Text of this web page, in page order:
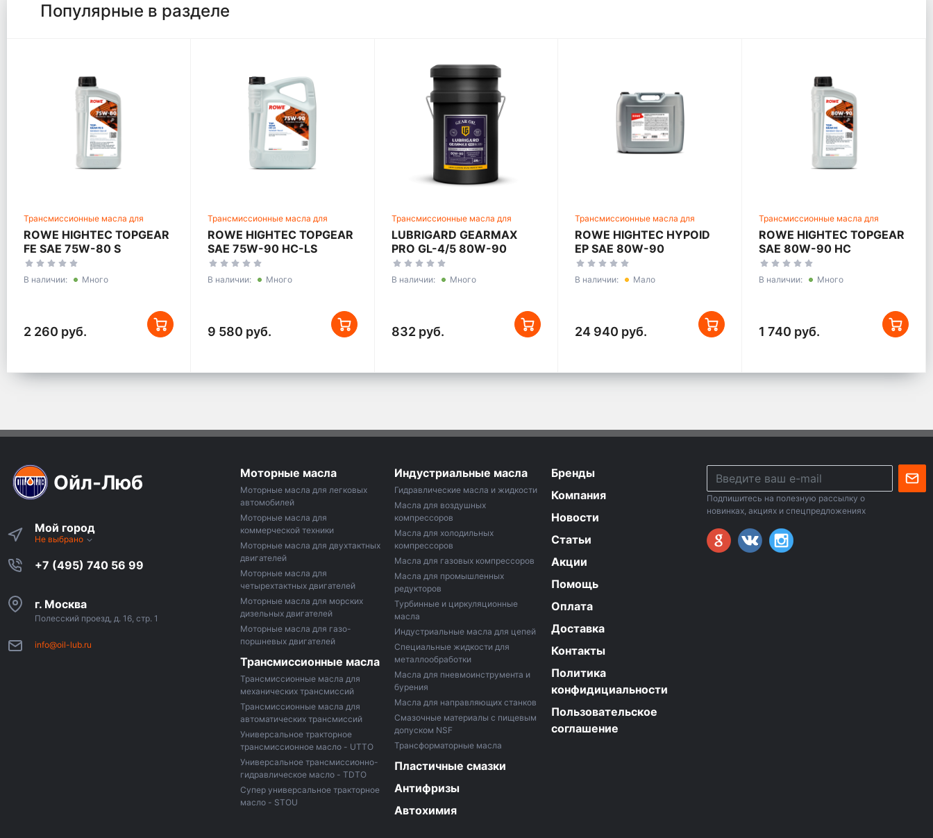
Популярные в разделе
Трансмиссионные масла для
механических трансмиссий
ROWE HIGHTEC TOPGEAR
FE SAE 75W-80 S
В наличии: Много
2 260 руб.
Трансмиссионные масла для
механических трансмиссий
ROWE HIGHTEC TOPGEAR
SAE 75W-90 HC-LS
В наличии: Много
9 580 руб.
Трансмиссионные масла для
механических трансмиссий
LUBRIGARD GEARMAX
PRO GL-4/5 80W-90
В наличии: Много
832 руб.
Трансмиссионные масла для
механических трансмиссий
ROWE HIGHTEC HYPOID
EP SAE 80W-90
В наличии: Мало
24 940 руб.
Трансмиссионные масла для
механических трансмиссий
ROWE HIGHTEC TOPGEAR
SAE 80W-90 HC
В наличии: Много
1 740 руб.
Ойл-Люб
Мой город
Не выбрано
+7 (495) 740 56 99
г. Москва
Полесский проезд, д. 16, стр. 1
info@oil-lub.ru
Моторные масла
Моторные масла для легковых
автомобилей
Моторные масла для
коммерческой техники
Моторные масла для двухтактных
двигателей
Моторные масла для
четырехтактных двигателей
Моторные масла для морских
дизельных двигателей
Моторные масла для газо-
поршневых двигателей
Трансмиссионные масла
Трансмиссионные масла для
механических трансмиссий
Трансмиссионные масла для
автоматических трансмиссий
Универсальное тракторное
трансмиссионное масло - UTTO
Универсальное трансмиссионно-
гидравлическое масло - TDTO
Супер универсальное тракторное
масло - STOU
Индустриальные масла
Гидравлические масла и жидкости
Масла для воздушных
компрессоров
Маслa для холодильных
компрессоров
Масла для газовых компрессоров
Масла для промышленных
редукторов
Турбинные и циркуляционные
масла
Индустриальные масла для цепей
Специальные жидкости для
металлообработки
Масла для пневмоинструмента и
бурения
Масла для направляющих станков
Смазочные материалы с пищевым
допуском NSF
Трансформаторные масла
Пластичные смазки
Антифризы
Автохимия
Бренды
Компания
Новости
Статьи
Акции
Помощь
Оплата
Доставка
Контакты
Политика
конфидициальности
Пользовательское
соглашение
Подпишитесь на полезную рассылку о
новинках, акциях и спецпредложениях